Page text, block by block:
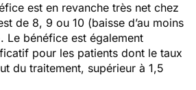
est en revanche très net chez
de 8, 9 ou 10 (baisse d’au moins
Le bénéfice est également
pour les patients dont le taux
du traitement, supérieur à 1,5